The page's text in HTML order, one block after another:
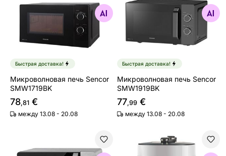
Найдите похожие
Быстрая доставка!
Микроволновая печь Sencor
SMW1719BK
78,81 €
между 13.08 - 20.08
Найдите похожие
Быстрая доставка!
Микроволновая печь Sencor
SMW1919BK
77,99 €
между 13.08 - 20.08
Микроволновая печь Sencor SMW5217SL
Электрическая